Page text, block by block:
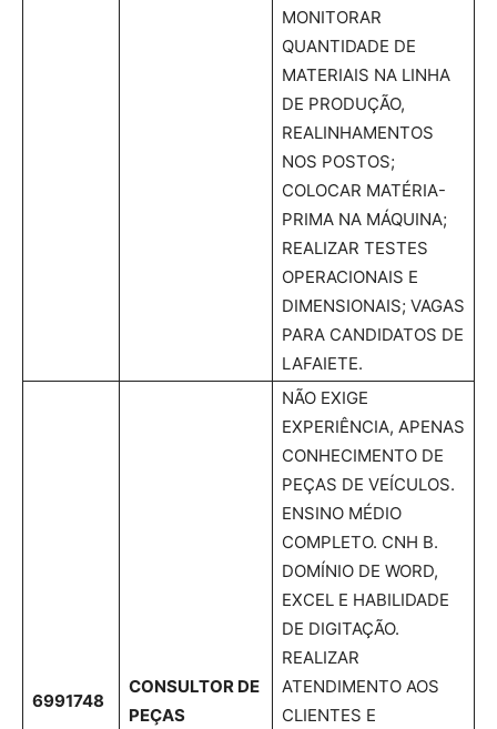
MONITORAR
QUANTIDADE DE
MATERIAIS NA LINHA
DE PRODUÇÃO,
REALINHAMENTOS
NOS POSTOS;
COLOCAR MATÉRIA-
PRIMA NA MÁQUINA;
REALIZAR TESTES
OPERACIONAIS E
DIMENSIONAIS; VAGAS
PARA CANDIDATOS DE
LAFAIETE.
6991748
CONSULTOR DE
PEÇAS
NÃO EXIGE
EXPERIÊNCIA, APENAS
CONHECIMENTO DE
PEÇAS DE VEÍCULOS.
ENSINO MÉDIO
COMPLETO. CNH B.
DOMÍNIO DE WORD,
EXCEL E HABILIDADE
DE DIGITAÇÃO.
REALIZAR
ATENDIMENTO AOS
CLIENTES E